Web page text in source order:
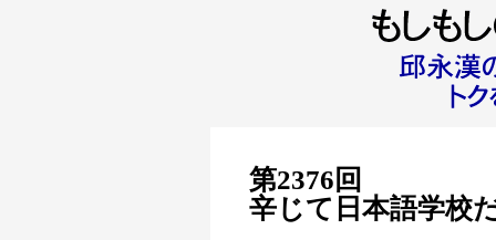
第2376回
辛じて日本語学校